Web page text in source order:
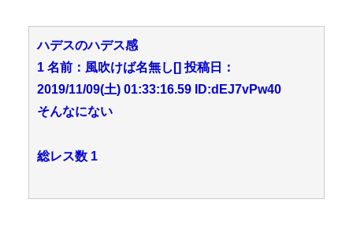
ハデスのハデス感
1 名前：風吹けば名無し[] 投稿日：
2019/11/09(土) 01:33:16.59 ID:dEJ7vPw40
そんなにない
総レス数 1